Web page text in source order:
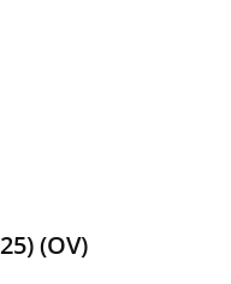
(OV)